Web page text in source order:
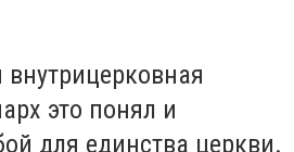
внутрицерковная
это понял и
для единства церкви.